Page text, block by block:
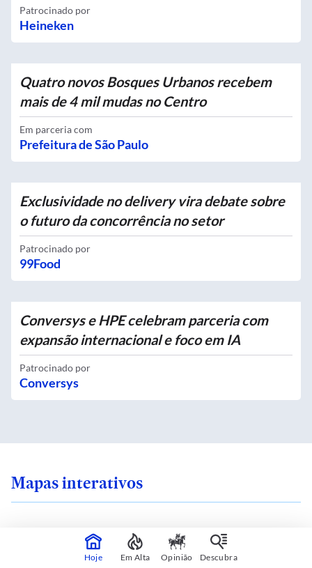
Patrocinado por
Heineken
Quatro novos Bosques Urbanos recebem
mais de 4 mil mudas no Centro
Em parceria com
Prefeitura de São Paulo
Exclusividade no delivery vira debate sobre
o futuro da concorrência no setor
Patrocinado por
99Food
Conversys e HPE celebram parceria com
expansão internacional e foco em IA
Patrocinado por
Conversys
Mapas interativos
Hoje Em Alta Opinião Descubra